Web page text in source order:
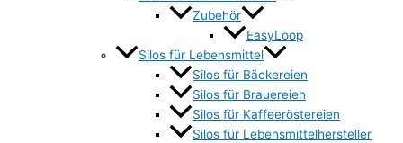
Zubehör
EasyLoop
Silos für Lebensmittel
Silos für Bäckereien
Silos für Brauereien
Silos für Kaffeeröstereien
Silos für Lebensmittelhersteller